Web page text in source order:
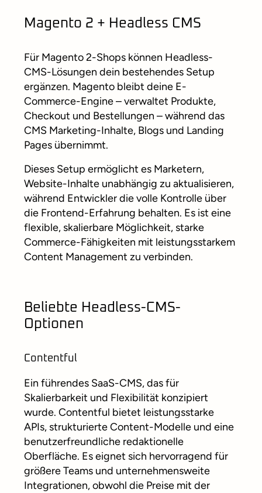
Magento 2 + Headless CMS
Für Magento 2-Shops können Headless-
CMS-Lösungen dein bestehendes Setup
ergänzen. Magento bleibt deine E-
Commerce-Engine – verwaltet Produkte,
Checkout und Bestellungen – während das
CMS Marketing-Inhalte, Blogs und Landing
Pages übernimmt.
Dieses Setup ermöglicht es Marketern,
Website-Inhalte unabhängig zu aktualisieren,
während Entwickler die volle Kontrolle über
die Frontend-Erfahrung behalten. Es ist eine
flexible, skalierbare Möglichkeit, starke
Commerce-Fähigkeiten mit leistungsstarkem
Content Management zu verbinden.
Beliebte Headless-CMS-
Optionen
Contentful
Ein führendes SaaS-CMS, das für
Skalierbarkeit und Flexibilität konzipiert
wurde. Contentful bietet leistungsstarke
APIs, strukturierte Content-Modelle und eine
benutzerfreundliche redaktionelle
Oberfläche. Es eignet sich hervorragend für
größere Teams und unternehmensweite
Integrationen, obwohl die Preise mit der